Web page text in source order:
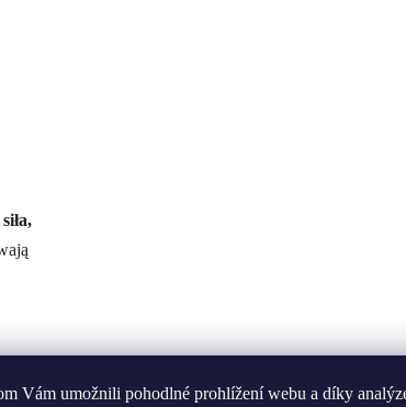
Vám umožnili pohodlné prohlížení webu a díky